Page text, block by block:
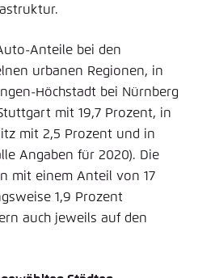
Anteile bei den
urbanen Regionen, in
Höchstadt bei Nürnberg
mit 19,7 Prozent, in
mit 2,5 Prozent und in
Angaben für 2020). Die
mit einem Anteil von 17
1,9 Prozent
auch jeweils auf den